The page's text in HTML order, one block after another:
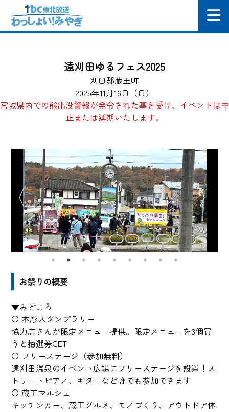
遠刈田ゆるフェス2025
刈田郡蔵王町
2025年11月16日（日）
宮城県内での熊出没警報が発令された事を受け、イベントは中
止または延期いたします。
お祭りの概要
▼みどころ
〇 木彫スタンプラリー
協力店さんが限定メニュー提供。限定メニューを3個買
うと抽選券GET
〇 フリーステージ（参加無料）
遠刈田温泉のイベント広場にフリーステージを設置！ス
トリートピアノ、ギターなど誰でも参加できます
〇 蔵王マルシェ
キッチンカー、蔵王グルメ、モノづくり、アウトドア体